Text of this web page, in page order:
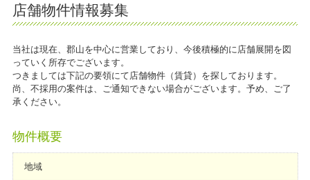
店舗物件情報募集
当社は現在、郡山を中心に営業しており、今後積極的に店舗展開を図
っていく所存でございます。
つきましては下記の要領にて店舗物件（賃貸）を探しております。
尚、不採用の案件は、ご通知できない場合がございます。予め、ご了
承ください。
物件概要
地域